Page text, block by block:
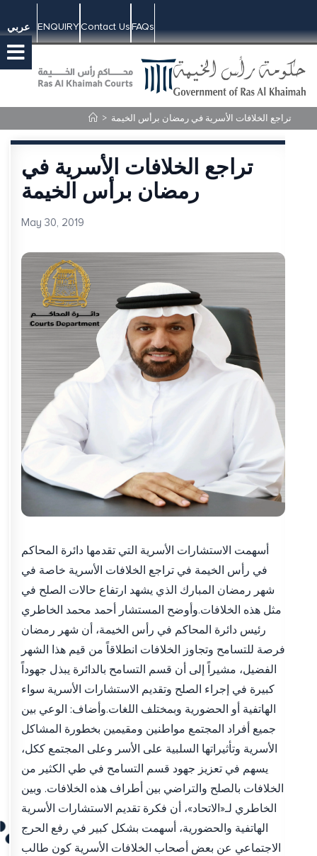
عربي ENQUIRYContact UsFAQs
> تراجع الخلافات الأسرية في رمضان برأس الخيمة
تراجع الخلافات الأسرية في
رمضان برأس الخيمة
May 30, 2019
أسهمت الاستشارات الأسرية التي تقدمها دائرة المحاكم
في رأس الخيمة في تراجع الخلافات الأسرية خاصة في
شهر رمضان المبارك الذي يشهد ارتفاع حالات الصلح في
مثل هذه الخلافات.وأوضح المستشار أحمد محمد الخاطري
رئيس دائرة المحاكم في رأس الخيمة، أن شهر رمضان
فرصة للتسامح وتجاوز الخلافات انطلاقاً من قيم هذا الشهر
الفضيل، مشيراً إلى أن قسم التسامح بالدائرة يبذل جهوداً
كبيرة في إجراء الصلح وتقديم الاستشارات الأسرية سواء
الهاتفية أو الحضورية وبمختلف اللغات.وأضاف: الوعي بين
جميع أفراد المجتمع مواطنين ومقيمين بخطورة المشاكل
الأسرية وتأثيراتها السلبية على الأسر وعلى المجتمع ككل،
يسهم في تعزيز جهود قسم التسامح في طي الكثير من
الخلافات بالصلح والتراضي بين أطراف هذه الخلافات. وبين
الخاطري لـ«الاتحاد»، أن فكرة تقديم الاستشارات الأسرية
الهاتفية والحضورية، أسهمت بشكل كبير في رفع الحرج
الاجتماعي عن بعض أصحاب الخلافات الأسرية كون طالب